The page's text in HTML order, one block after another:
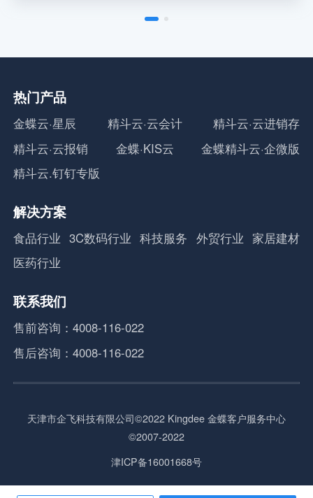
热门产品
金蝶云·星辰 精斗云·云会计
精斗云·云进销存
精斗云·云报销
金蝶·KIS云
金蝶精斗云·企微版
精斗云.钉钉专版
解决方案
食品行业 3C数码行业 科技服务 外贸行业 家居建材
医药行业
联系我们
售前咨询：4008-116-022
售后咨询：4008-116-022
天津市企飞科技有限公司©2022 Kingdee 金蝶客户服务中心
©2007-2022
津ICP备16001668号